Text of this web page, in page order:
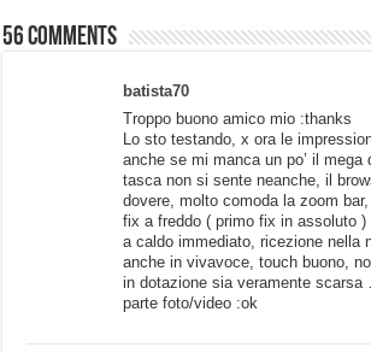
56 comments
batista70
Troppo buono amico mio :thanks
Lo sto testando, x ora le
anche se mi manca un po’ il mega
tasca non si sente neanche, il
dovere, molto comoda la zoom
fix a freddo ( primo fix in assoluto )
a caldo immediato, ricezione nella
anche in vivavoce, touch buono,
in dotazione sia veramente
parte foto/video :ok